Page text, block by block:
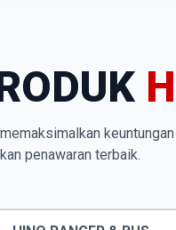
penawaran terbaik.